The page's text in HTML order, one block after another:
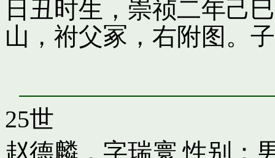
日丑时生，崇祯二年己
山，祔父冢，右附图。
25世
赵德麟，字瑞寰 性别：